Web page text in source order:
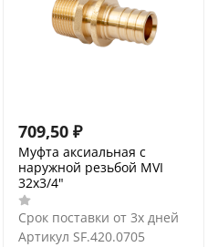
709,50 ₽
Муфта аксиальная с
наружной резьбой MVI
32x3/4"
Срок поставки от 3х дней
Артикул SF.420.0705